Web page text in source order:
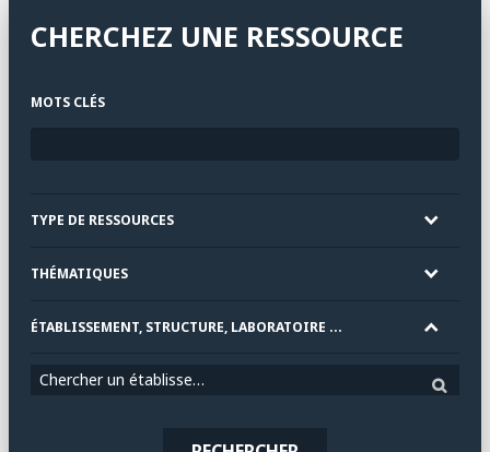
CHERCHEZ UNE RESSOURCE
MOTS CLÉS
TYPE DE RESSOURCES
THÉMATIQUES
ÉTABLISSEMENT, STRUCTURE, LABORATOIRE ...
Chercher un établissement